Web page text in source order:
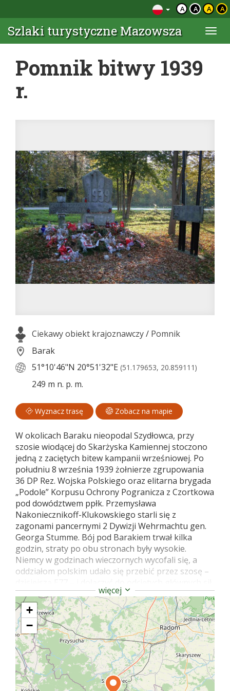
A A A A
Szlaki turystyczne Mazowsza
Pomnik bitwy 1939
r.
Ciekawy obiekt krajoznawczy/ Pomnik
Barak
51°10'46"N 20°51'32"E (51.179653, 20.859111)
249 m n. p. m.
Wyznacz trasę Zobacz na mapie
W okolicach Baraku nieopodal Szydłowca, przy
szosie wiodącej do Skarżyska Kamiennej stoczono
jedną z zaciętych bitew kampanii wrześniowej. Po
południu 8 września 1939 żołnierze zgrupowania
36 DP Rez. Wojska Polskiego oraz elitarna brygada
„Podole” Korpusu Ochrony Pogranicza z Czortkowa
pod dowództwem ppłk. Przemysława
Nakoniecznikoff-Klukowskiego starli się z
zagonami pancernymi 2 Dywizji Wehrmachtu gen.
Georga Stumme. Bój pod Barakiem trwał kilka
godzin, straty po obu stronach były wysokie.
Niemcy w godzinach wieczornych wycofali się, a
oddziałom polskim udało się przebić przez szosę –
dywizji w rejonie Iłży. W bitwie zginęło 124 polskich
żołnierzy, spoczywających w kwaterach wojennych
szydłowieckiego cmentarza. Polegli żołnierze
niemieccy – wg różnych danych od 80 do 150 –
zostali pochowani w okolicach nieistniejącej już
leśniczówki w Baraku. Niemcy stracili również 52
samochody pancerne i 7 czołgów. Z uwagi na
wyczerpanie się amunicji oraz zniszczone
przeprawy na Wiśle 10 września 1939 podjęto
więcej
+
−